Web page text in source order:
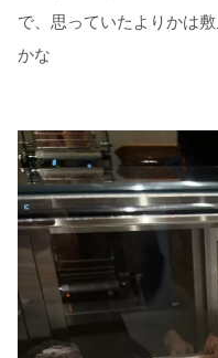
で、思っていたよりかは
かな